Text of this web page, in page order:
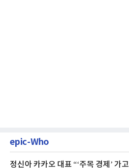
epic-Who
정신아 카카오 대표 “‘주목 경제’ 가고